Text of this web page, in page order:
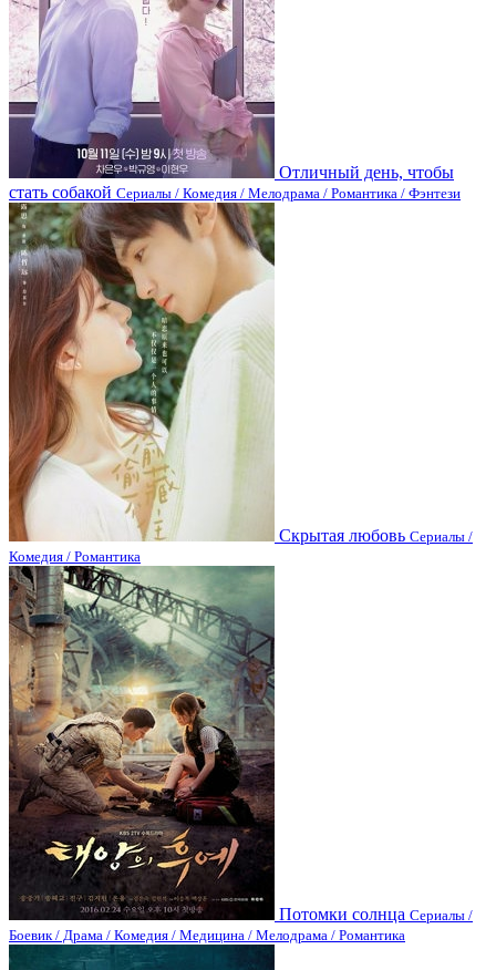
Отличный день, чтобы
стать собакой Сериалы / Комедия / Мелодрама / Романтика / Фэнтези
Скрытая любовь Сериалы /
Комедия / Романтика
Потомки солнца Сериалы /
Боевик / Драма / Комедия / Медицина / Мелодрама / Романтика